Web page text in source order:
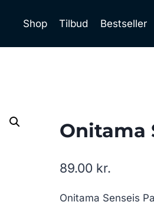
Shop Tilbud Bestseller
Onitama
89.00 kr.
Onitama Senseis